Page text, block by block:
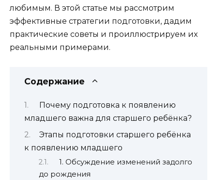
любимым. В этой статье мы рассмотрим
эффективные стратегии подготовки, дадим
практические советы и проиллюстрируем их
реальными примерами.
Содержание
Почему подготовка к появлению
младшего важна для старшего ребёнка?
Этапы подготовки старшего ребёнка
к появлению младшего
1. Обсуждение изменений задолго
до рождения